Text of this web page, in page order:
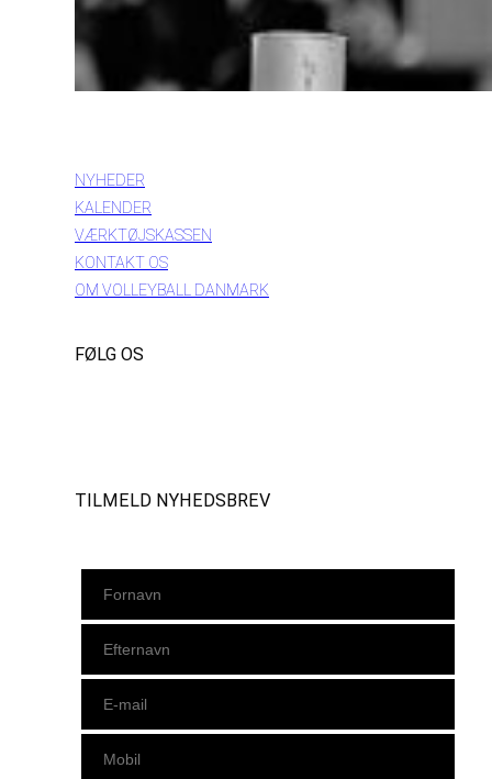
NYHEDER
KALENDER
VÆRKTØJSKASSEN
KONTAKT OS
OM VOLLEYBALL DANMARK
FØLG OS
TILMELD NYHEDSBREV